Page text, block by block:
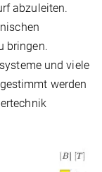
abzuleiten.
bringen.
und viele
werden